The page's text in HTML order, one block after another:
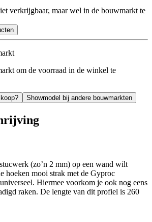
verkrijgbaar, maar wel in de bouwmarkt te
om de voorraad in de winkel te
Showmodel bij andere bouwmarkten
(zo’n 2 mm) op een wand wilt
hoeken mooi strak met de Gyproc
Hiermee voorkom je ook nog eens
raken. De lengte van dit profiel is 260